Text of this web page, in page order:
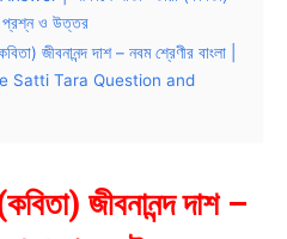
প্রশ্ন ও উত্তর
জীবনানন্দ দাশ – নবম শ্রেণীর বাংলা |
Satti Tara Question and
জীবনানন্দ দাশ –